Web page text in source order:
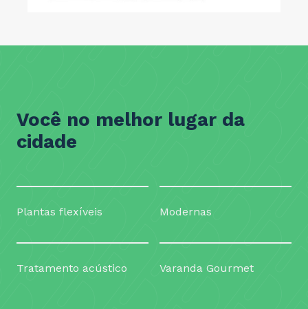
Você no melhor lugar da
cidade
Plantas flexíveis Modernas
Tratamento acústico Varanda Gourmet